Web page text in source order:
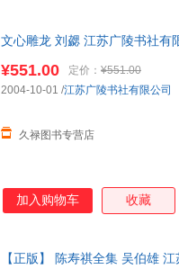
文心雕龙 刘勰 江苏广陵书社有
¥551.00 定价： ¥551.00
久禄图书专营店
2004-10-01 /江苏广陵书社有限公司
加入购物车 收藏
【正版】 陈寿祺全集 吴伯雄